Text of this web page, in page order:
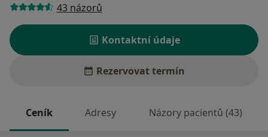
43 názorů
Kontaktní údaje
Rezervovat termín
Ceník Adresy Názory pacientů (43)